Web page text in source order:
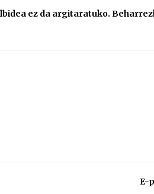
ez da argitaratuko.
E-